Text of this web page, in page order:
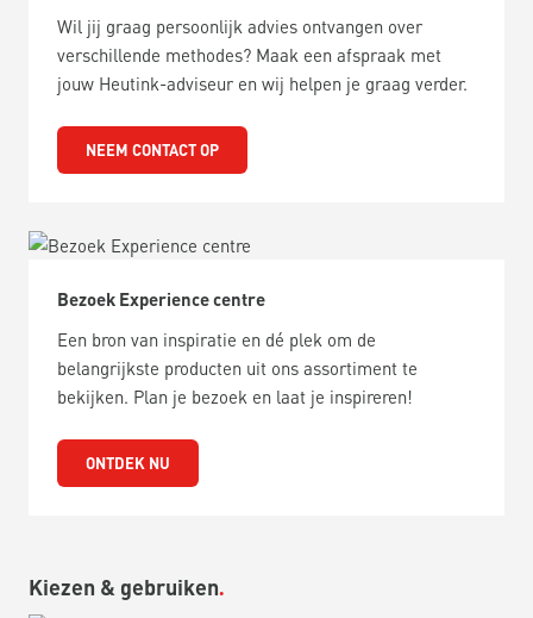
Wil jij graag persoonlijk advies ontvangen over
verschillende methodes? Maak een afspraak met
jouw Heutink-adviseur en wij helpen je graag verder.
NEEM CONTACT OP
Bezoek Experience centre
Een bron van inspiratie en dé plek om de
belangrijkste producten uit ons assortiment te
bekijken. Plan je bezoek en laat je inspireren!
ONTDEK NU
Kiezen & gebruiken